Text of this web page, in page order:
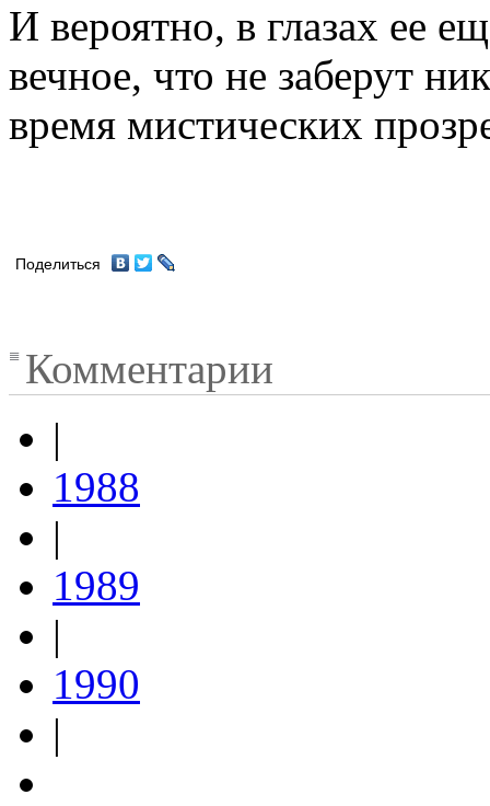
И вероятно, в глазах ее
вечное, что не заберут
время мистических
Поделиться
Комментарии
|
1988
|
1989
|
1990
|